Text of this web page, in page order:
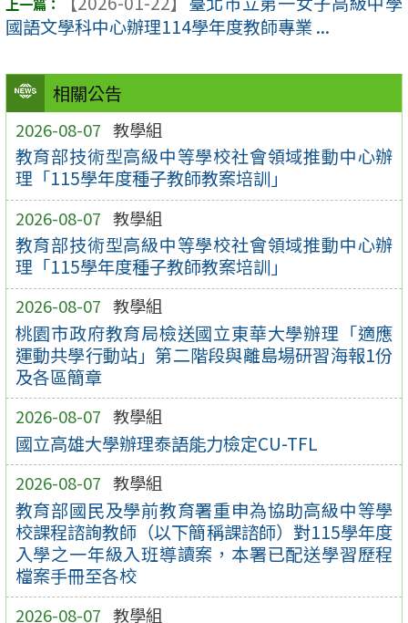
相關公告
2026-08-07 教學組
教育部技術型高級中等學校社會領域推動中心辦
理「115學年度種子教師教案培訓」
2026-08-07 教學組
教育部技術型高級中等學校社會領域推動中心辦
理「115學年度種子教師教案培訓」
2026-08-07 教學組
桃園市政府教育局檢送國立東華大學辦理「適應
運動共學行動站」第二階段與離島場研習海報1份
及各區簡章
2026-08-07 教學組
國立高雄大學辦理泰語能力檢定CU-TFL
2026-08-07 教學組
教育部國民及學前教育署重申為協助高級中等學
校課程諮詢教師（以下簡稱課諮師）對115學年度
入學之一年級入班導讀案，本署已配送學習歷程
檔案手冊至各校
2026-08-07 教學組
國語文學科中心辦理114學年度教師專業 ...